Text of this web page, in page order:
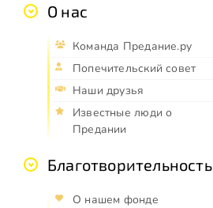
О нас
Команда Предание.ру
Попечительский совет
Наши друзья
Известные люди о
Предании
Благотворительность
О нашем фонде